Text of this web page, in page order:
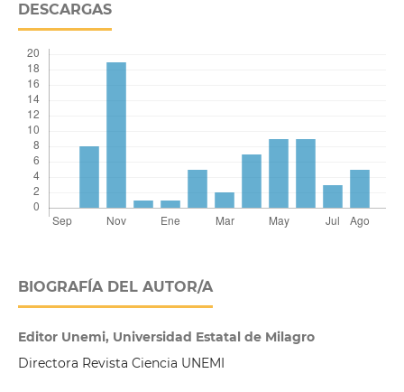
DESCARGAS
BIOGRAFÍA DEL AUTOR/A
Editor Unemi, Universidad Estatal de Milagro
Directora Revista Ciencia UNEMI